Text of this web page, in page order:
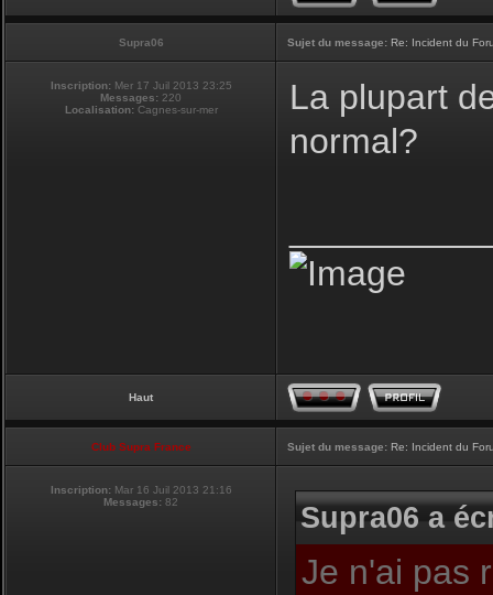
Supra06 Sujet du message: Re: Incident du
Inscription: Mer 17 Juil 2013 23:25
Messages: 220
Localisation:Cagnes-sur-mer
La plupart
normal?
Haut
Club Supra France Sujet du message: Re: Incident du
Inscription: Mar 16 Juil 2013 21:16
Messages: 82 Supra06 a
Je n'ai pas